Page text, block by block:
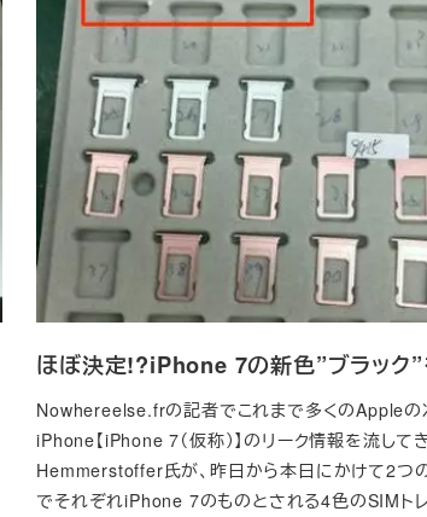
ほぼ決定!?iPhone 7の新色”ブラック
Nowhereelse.frの記者でこれまで多くのAppleの
iPhone【iPhone 7（仮称）】のリーク情報を流して
Hemmerstoffer氏が、昨日から本日にかけて2つ
でそれぞれiPhone 7のものとされる4色のSIMト